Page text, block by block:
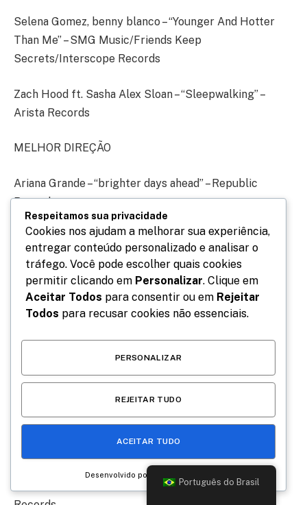
Selena Gomez, benny blanco – “Younger And Hotter
Than Me” – SMG Music/Friends Keep
Secrets/Interscope Records
Zach Hood ft. Sasha Alex Sloan – “Sleepwalking” –
Arista Records
MELHOR DIREÇÃO
Ariana Grande – “brighter days ahead” – Republic
Records
Charli xcx – “Guess featuring Billie Eilish” – Atlantic
Records
Kendrick Lamar – “Not Like Us” – pgLang/Interscope
Records
Lady Gaga – “Abracadabra” – Interscope Records
ROSÉ & Bruno Mars – “APT.” – Atlantic Records
Sabrina Carpenter – “Manchild” – Island
Charli xcx – “Guess featuring Billie Eilish” – Atlantic
Português do Brasil
Respeitamos sua privacidade
Cookies nos ajudam a melhorar sua experiência,
entregar conteúdo personalizado e analisar o
tráfego. Você pode escolher quais cookies
permitir clicando em Personalizar. Clique em
Aceitar Todos para consentir ou em Rejeitar
Todos para recusar cookies não essenciais.
PERSONALIZAR
REJEITAR TUDO
ACEITAR TUDO
Desenvolvido por